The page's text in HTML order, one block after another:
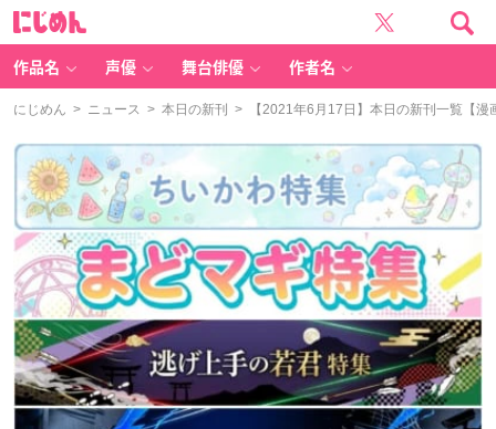
作品名 声優 舞台俳優 作者名
にじめん > ニュース > 本日の新刊 > 【2021年6月17日】本日の新刊一覧【漫